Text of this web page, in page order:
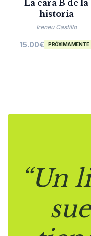
La cara B de la
historia
Ireneu Castillo
15.00€ PRÓXIMAMENTE
“Un